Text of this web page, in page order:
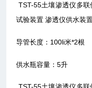
TST-55土壤渗透仪多
试验装置 渗透仪供水装
导管长度：100li米*2根
供水瓶容量：5升